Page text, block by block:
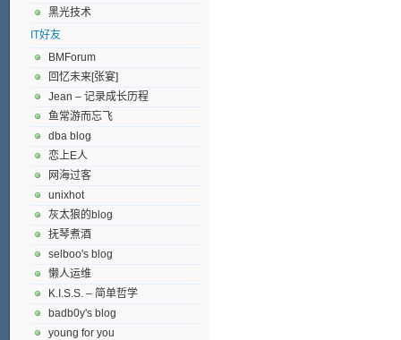
黑光技术
IT好友
BMForum
回忆未来[张宴]
Jean – 记录成长历程
鱼常游而忘飞
dba blog
恋上E人
网海过客
unixhot
灰太狼的blog
抚琴煮酒
selboo's blog
懒人运维
K.I.S.S. – 简单哲学
badb0y's blog
young for you